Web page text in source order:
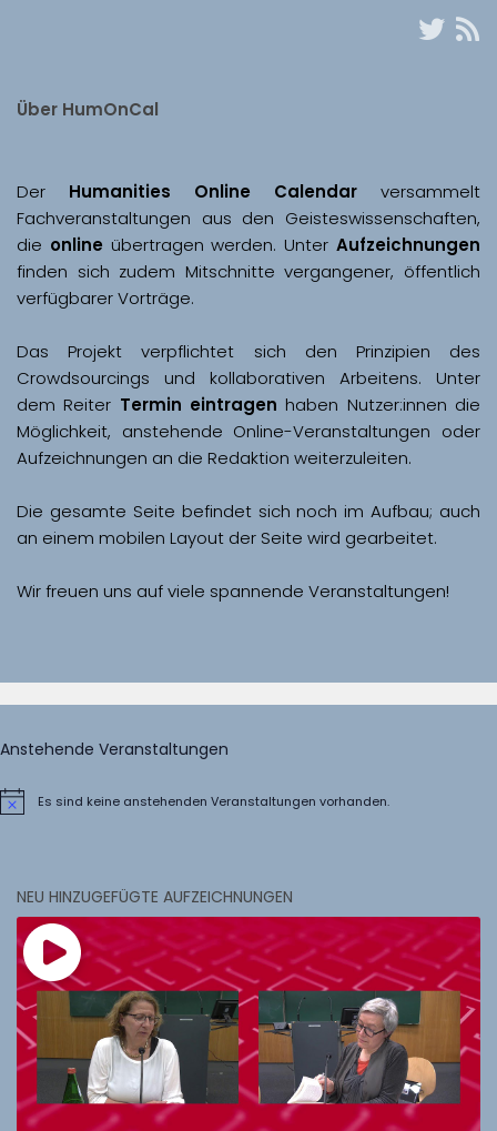
Über HumOnCal
Der Humanities Online Calendar versammelt
Fachveranstaltungen aus den Geisteswissenschaften,
die online übertragen werden. Unter Aufzeichnungen
finden sich zudem Mitschnitte vergangener, öffentlich
Das Projekt verpflichtet sich den Prinzipien des
Crowdsourcings und kollaborativen Arbeitens. Unter
dem Reiter Termin eintragen haben Nutzer:innen die
Möglichkeit, anstehende Online-Veranstaltungen oder
Aufzeichnungen an die Redaktion weiterzuleiten.
Die gesamte Seite befindet sich noch im Aufbau; auch
Wir freuen uns auf viele spannende Veranstaltungen!
Anstehende Veranstaltungen
HinweisEs sind keine anstehenden Veranstaltungen vorhanden.
NEU HINZUGEFÜGTE AUFZEICHNUNGEN